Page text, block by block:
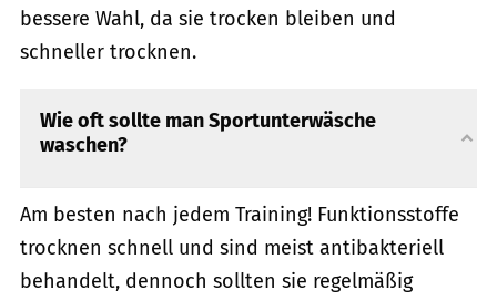
bessere Wahl, da sie trocken bleiben und
schneller trocknen.
Wie oft sollte man Sportunterwäsche
waschen?
Am besten nach jedem Training! Funktionsstoffe
trocknen schnell und sind meist antibakteriell
behandelt, dennoch sollten sie regelmäßig